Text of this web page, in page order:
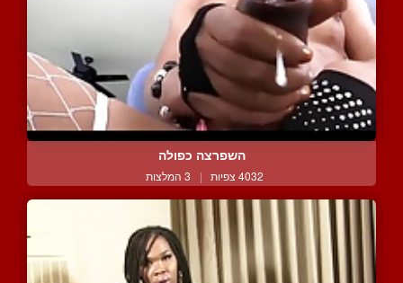
השפרצה כפולה
4032 צפיות | 3 המלצות